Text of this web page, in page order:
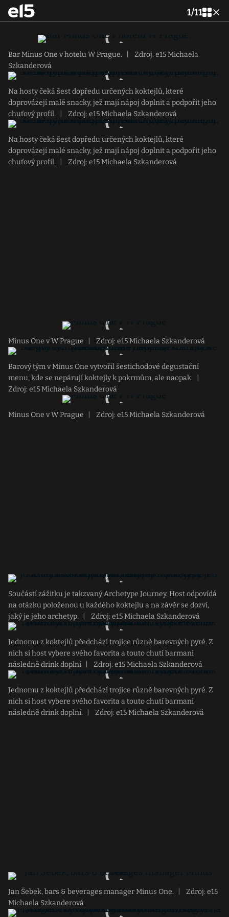
1/11
Bar Minus One v hotelu W Prague.
Zdroj: e15 Michaela
Szkanderová
Na hosty čeká šest dopředu určených koktejlů, které
doprovázejí malé snacky, jež mají nápoj doplnit a podpořit jeho
chuťový profil.
Zdroj: e15 Michaela Szkanderová
Na hosty čeká šest dopředu určených koktejlů, které
doprovázejí malé snacky, jež mají nápoj doplnit a podpořit jeho
chuťový profil.
Zdroj: e15 Michaela Szkanderová
Minus One v W Prague Zdroj: e15 Michaela Szkanderová
Barový tým v Minus One vytvořil šestichodové degustační
menu, kde se nepárují koktejly k pokrmům, ale naopak.
Zdroj: e15 Michaela Szkanderová
Minus One v W Prague Zdroj: e15 Michaela Szkanderová
Součástí zážitku je takzvaný Archetype Journey. Host odpovídá
na otázku položenou u každého koktejlu a na závěr se dozví,
jaký je jeho archetyp.
Zdroj: e15 Michaela Szkanderová
Jednomu z koktejlů předchází trojice různě barevných pyré. Z
nich si host vybere svého favorita a touto chutí barmani
následně drink doplní
Zdroj: e15 Michaela Szkanderová
Jednomu z koktejlů předchází trojice různě barevných pyré. Z
nich si host vybere svého favorita a touto chutí barmani
následně drink doplní.
Zdroj: e15 Michaela Szkanderová
Jan Šebek, bars & beverages manager Minus One.
Zdroj: e15
Michaela Szkanderová